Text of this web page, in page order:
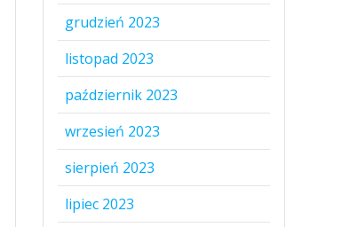
grudzień 2023
listopad 2023
październik 2023
wrzesień 2023
sierpień 2023
lipiec 2023